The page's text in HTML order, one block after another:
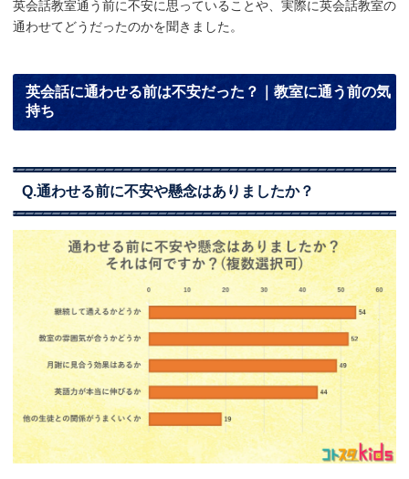
英会話教室通う前に不安に思っていることや、実際に英会話教室の
通わせてどうだったのかを聞きました。
英会話に通わせる前は不安だった？｜教室に通う前の気
持ち
Q.通わせる前に不安や懸念はありましたか？